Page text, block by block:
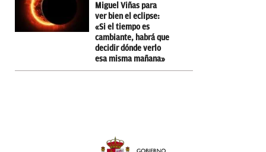
Miguel Viñas para
ver bien el eclipse:
«Si el tiempo es
cambiante, habrá que
decidir dónde verlo
esa misma mañana»